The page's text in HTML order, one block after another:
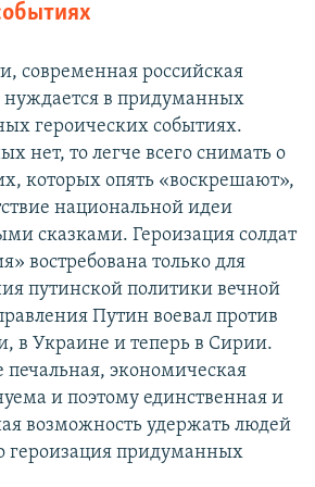
современная российская
нуждается в придуманных
героических событиях.
нет, то легче всего снимать о
которых опять «воскрешают»,
национальной идеи
сказками. Героизация солдат
востребована только для
путинской политики вечной
Путин воевал против
в Украине и теперь в Сирии.
печальная, экономическая
и поэтому единственная и
возможность удержать людей
героизация придуманных